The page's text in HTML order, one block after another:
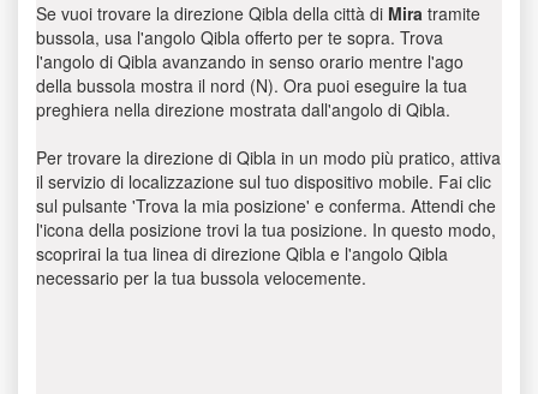
Se vuoi trovare la direzione Qibla della città di Mira tramite
bussola, usa l'angolo Qibla offerto per te sopra. Trova
l'angolo di Qibla avanzando in senso orario mentre l'ago
della bussola mostra il nord (N). Ora puoi eseguire la tua
preghiera nella direzione mostrata dall'angolo di Qibla.
Per trovare la direzione di Qibla in un modo più pratico, attiva
il servizio di localizzazione sul tuo dispositivo mobile. Fai clic
sul pulsante 'Trova la mia posizione' e conferma. Attendi che
l'icona della posizione trovi la tua posizione. In questo modo,
scoprirai la tua linea di direzione Qibla e l'angolo Qibla
necessario per la tua bussola velocemente.